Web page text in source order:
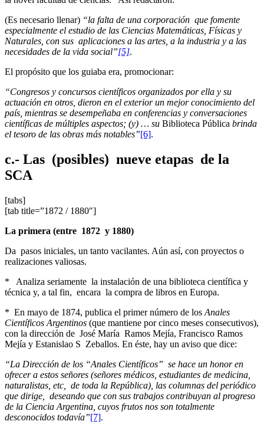
(Es necesario llenar) “la falta de una corporación que fomente
especialmente el estudio de las Ciencias Matemáticas, Físicas y
Naturales, con sus aplicaciones a las artes, a la industria y a las
necesidades de la vida social”[5].
El propósito que los guiaba era, promocionar:
“Congresos y concursos científicos organizados por ella y su
actuación en otros, dieron en el exterior un mejor conocimiento del
país, mientras se desempeñaba en conferencias y conversaciones
científicas de múltiples aspectos; (y) … su Biblioteca Pública brinda
el tesoro de las obras más notables”[6].
c.- Las (posibles) nueve etapas de la
SCA
[tabs]
[tab title=”1872 / 1880″]
La primera (entre 1872 y 1880)
Da pasos iniciales, un tanto vacilantes. Aún así, con proyectos o
realizaciones valiosas.
* Analiza seriamente la instalación de una biblioteca científica y
técnica y, a tal fin, encara la compra de libros en Europa.
* En mayo de 1874, publica el primer número de los Anales
Científicos Argentinos (que mantiene por cinco meses consecutivos),
con la dirección de José María Ramos Mejía, Francisco Ramos
Mejía y Estanislao S Zeballos. En éste, hay un aviso que dice:
“La Dirección de los “Anales Científicos” se hace un honor en
ofrecer a estos señores (señores médicos, estudiantes de medicina,
naturalistas, etc, de toda la República), las columnas del periódico
que dirige, deseando que con sus trabajos contribuyan al progreso
de la Ciencia Argentina, cuyos frutos nos son totalmente
desconocidos todavía”[7].